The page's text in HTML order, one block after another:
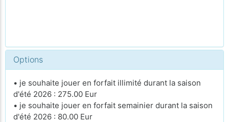
Options
• je souhaite jouer en forfait illimité durant la saison
d'été 2026 : 275.00 Eur
• je souhaite jouer en forfait semainier durant la saison
d'été 2026 : 80.00 Eur